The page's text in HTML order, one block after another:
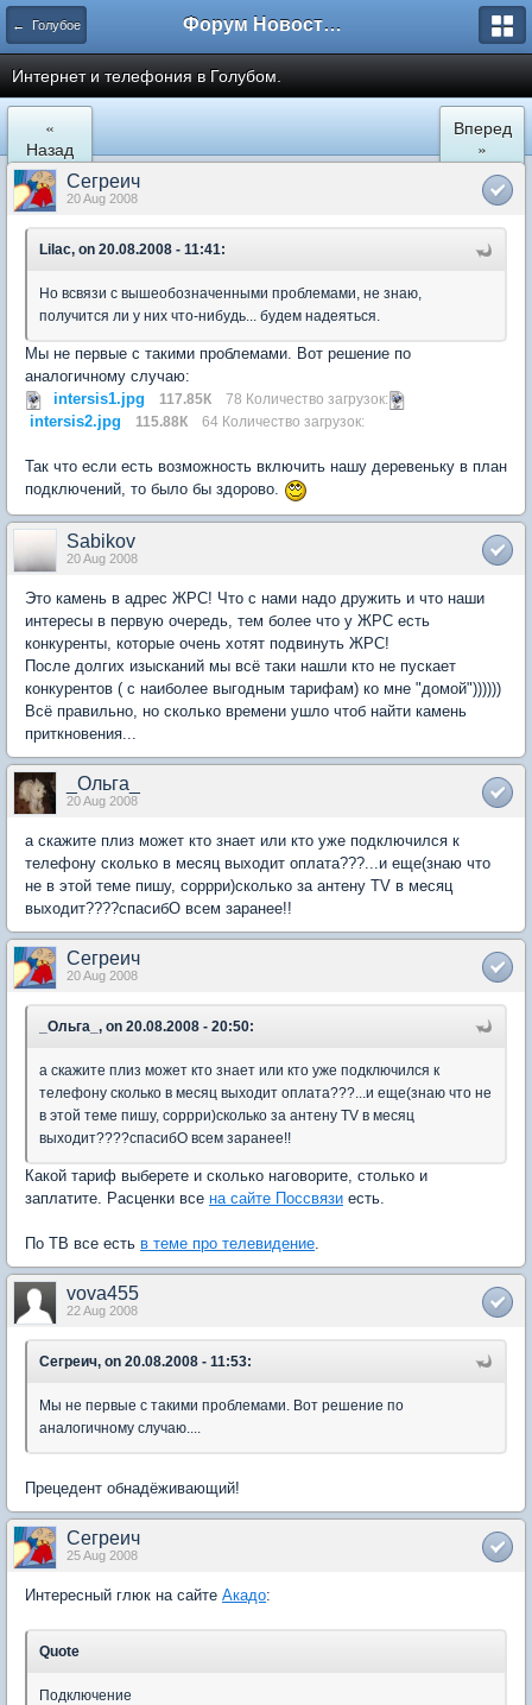
← Голубое Форум Новостройки
Интернет и телефония в Голубом.
«
Назад
Вперед
»
Сегреич
20 Aug 2008
Lilac, on 20.08.2008 - 11:41:
Но всвязи с вышеобозначенными проблемами, не знаю,
получится ли у них что-нибудь... будем надеяться.
Мы не первые с такими проблемами. Вот решение по
аналогичному случаю:
intersis1.jpg
117.85К 78 Количество загрузок:
intersis2.jpg 115.88К 64 Количество загрузок:
Так что если есть возможность включить нашу деревеньку в план
подключений, то было бы здорово.
Sabikov
20 Aug 2008
Это камень в адрес ЖРС! Что с нами надо дружить и что наши
интересы в первую очередь, тем более что у ЖРС есть
конкуренты, которые очень хотят подвинуть ЖРС!
После долгих изысканий мы всё таки нашли кто не пускает
конкурентов ( с наиболее выгодным тарифам) ко мне "домой"))))))
Всё правильно, но сколько времени ушло чтоб найти камень
приткновения...
_Ольга_
20 Aug 2008
а скажите плиз может кто знает или кто уже подключился к
телефону сколько в месяц выходит оплата???...и еще(знаю что
не в этой теме пишу, соррри)сколько за антену TV в месяц
выходит????спасибО всем заранее!!
Сегреич
20 Aug 2008
_Ольга_, on 20.08.2008 - 20:50:
а скажите плиз может кто знает или кто уже подключился к
телефону сколько в месяц выходит оплата???...и еще(знаю что не
в этой теме пишу, соррри)сколько за антену TV в месяц
выходит????спасибО всем заранее!!
Какой тариф выберете и сколько наговорите, столько и
заплатите. Расценки все на сайте Поссвязи есть.
По ТВ все есть в теме про телевидение
vova455
22 Aug 2008
Сегреич, on 20.08.2008 - 11:53:
Мы не первые с такими проблемами. Вот решение по
аналогичному случаю....
Прецедент обнадёживающий!
Сегреич
25 Aug 2008
Интересный глюк на сайте Акадо:
Quote
Подключение